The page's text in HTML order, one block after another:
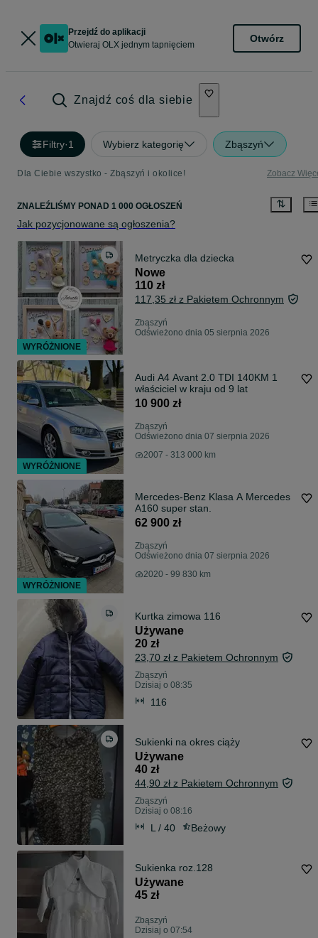
Przejdź do aplikacji
Otwieraj OLX jednym tapnięciem
Otwórz
Znajdź coś dla siebie
Filtry·1 Wybierz kategorię Zbąszyń
Dla Ciebie wszystko - Zbąszyń i okolice! Zobacz
ZNALEŹLIŚMY PONAD 1 000 OGŁOSZEŃ
Jak pozycjonowane są ogłoszenia?
Metryczka dla dziecka
Nowe
110 zł
117,35 zł z Pakietem Ochronnym
Zbąszyń
Odświeżono dnia 05 sierpnia 2026
Audi A4 Avant 2.0 TDI 140KM 1
właściciel w kraju od 9 lat
10 900 zł
Zbąszyń
Odświeżono dnia 07 sierpnia 2026
2007 - 313 000 km
Mercedes-Benz Klasa A Mercedes
A160 super stan.
62 900 zł
Zbąszyń
Odświeżono dnia 07 sierpnia 2026
2020 - 99 830 km
Kurtka zimowa 116
Używane
20 zł
23,70 zł z Pakietem Ochronnym
Zbąszyń
Dzisiaj o 08:35
116
Sukienki na okres ciąży
Używane
40 zł
44,90 zł z Pakietem Ochronnym
Zbąszyń
Dzisiaj o 08:16
L / 40 Beżowy
Sukienka roz.128
Używane
45 zł
Zbąszyń
Dzisiaj o 07:54
WYRÓŻNIONE
WYRÓŻNIONE
WYRÓŻNIONE